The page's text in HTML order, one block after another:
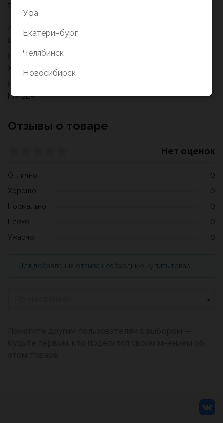
Артикул
80ББ4лофВ1_30343
Издательство
Хатбер
HATBER
тематическим рубрикам.
Отзывы о товаре
Нет оценок
Отлично
0
Хорошо
0
Нормально
0
Плохо
0
Ужасно
0
Для добавления отзыва необходимо купить товар
Уфа
Екатеринбург
Челябинск
Новосибирск